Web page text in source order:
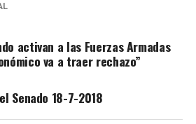
activan a las Fuerzas Armadas
va a traer rechazo”
Senado 18-7-2018